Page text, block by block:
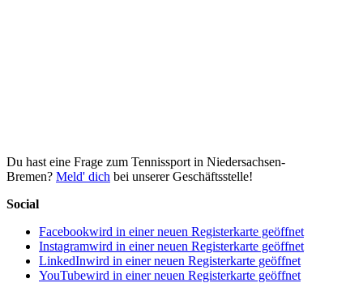
Du hast eine Frage zum Tennissport in Niedersachsen-
Bremen? Meld' dich bei unserer Geschäftsstelle!
Social
Facebookwird in einer neuen Registerkarte geöffnet
Instagramwird in einer neuen Registerkarte geöffnet
LinkedInwird in einer neuen Registerkarte geöffnet
YouTubewird in einer neuen Registerkarte geöffnet